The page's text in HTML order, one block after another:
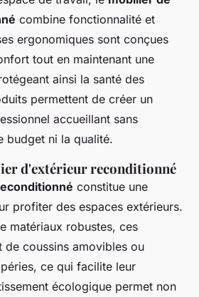
combine fonctionnalité et
ergonomiques sont conçues
tout en maintenant une
ainsi la santé des
permettent de créer un
accueillant sans
budget ni la qualité.
d'extérieur reconditionné
constitue une
profiter des espaces extérieurs.
matériaux robustes, ces
de coussins amovibles ou
ce qui facilite leur
écologique permet non